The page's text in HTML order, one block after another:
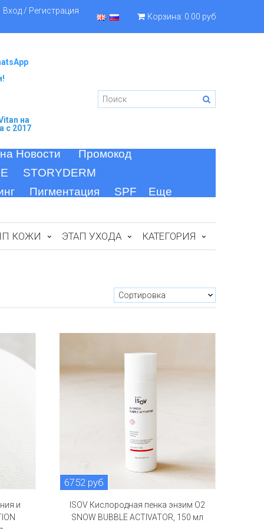
Вход / Регистрация
Корзина: 0.00 руб
на
c 2017
Новости
Промокод
STORYDERM
Пигментация SPF Еще
КОЖИ ЭТАП УХОДА КАТЕГОРИЯ
и
6752 руб
ISOV Кислородная пенка энзим O2
SNOW BUBBLE ACTIVATOR, 150 мл